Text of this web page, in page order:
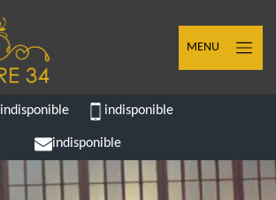
MENU
indisponible indisponible
indisponible